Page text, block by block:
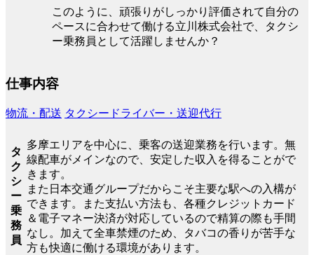
このように、頑張りがしっかり評価されて自分の
ペースに合わせて働ける立川株式会社で、タクシ
ー乗務員として活躍しませんか？
仕事内容
物流・配送 タクシードライバー・送迎代行
タ
ク
シ
ー
乗
務
員
多摩エリアを中心に、乗客の送迎業務を行います。無
線配車がメインなので、安定した収入を得ることがで
きます。
また日本交通グループだからこそ主要な駅への入構が
できます。また支払い方法も、各種クレジットカード
＆電子マネー決済が対応しているので精算の際も手間
なし。加えて全車禁煙のため、タバコの香りが苦手な
方も快適に働ける環境があります。